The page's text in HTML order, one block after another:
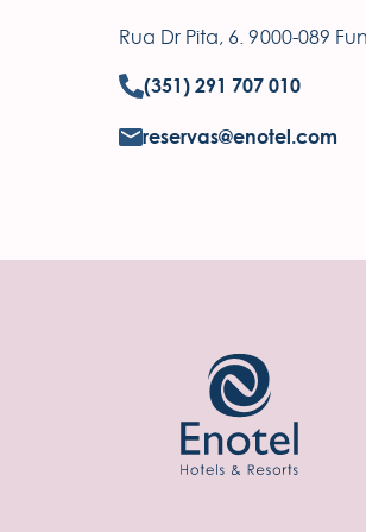
Rua Dr Pita, 6. 9000-089
(351) 291 707 010
reservas@enotel.com